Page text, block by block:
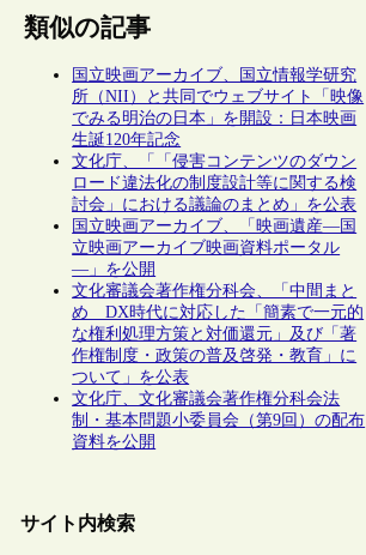
類似の記事
国立映画アーカイブ、国立情報学研究
所（NII）と共同でウェブサイト「映像
でみる明治の日本」を開設：日本映画
生誕120年記念
文化庁、「「侵害コンテンツのダウン
ロード違法化の制度設計等に関する検
討会」における議論のまとめ」を公表
国立映画アーカイブ、「映画遺産―国
立映画アーカイブ映画資料ポータル
―」を公開
文化審議会著作権分科会、「中間まと
め DX時代に対応した「簡素で一元的
な権利処理方策と対価還元」及び「著
作権制度・政策の普及啓発・教育」に
ついて」を公表
文化庁、文化審議会著作権分科会法
制・基本問題小委員会（第9回）の配布
資料を公開
サイト内検索